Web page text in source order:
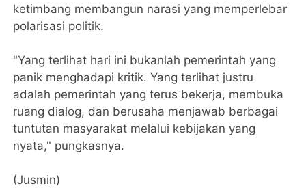
ketimbang membangun narasi yang memperlebar
polarisasi politik.
​"Yang terlihat hari ini bukanlah pemerintah yang
panik menghadapi kritik. Yang terlihat justru
adalah pemerintah yang terus bekerja, membuka
ruang dialog, dan berusaha menjawab berbagai
tuntutan masyarakat melalui kebijakan yang
nyata," pungkasnya.
(Jusmin)